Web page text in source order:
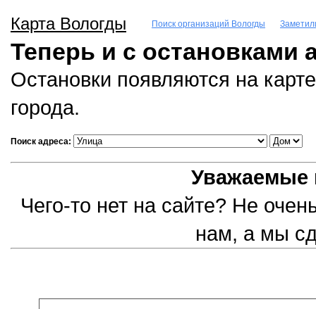
Карта Вологды Поиск организаций Вологды
Теперь и с остановками
Остановки появляются на
города.
Поиск адреса:
Уважаемые
Чего-то нет на сайте? Не
нам, а мы